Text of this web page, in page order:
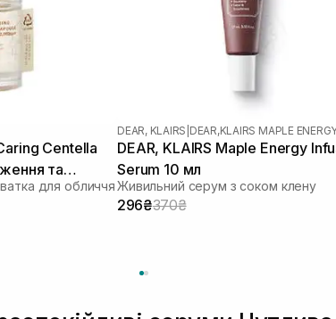
Centella
та
мл для обличчя
DEAR, KLAIRS DEAR,KLAIRS MAPLE
DEAR, KLAIRS Maple Energy
Serum 10 мл
Живильний серум з соком клену
296₴370₴